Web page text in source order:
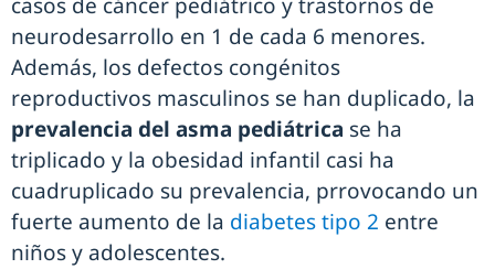
neurodesarrollo en 1 de cada 6 menores.
Además, los defectos congénitos
reproductivos masculinos se han duplicado, la
prevalencia del asma pediátrica se ha
triplicado y la obesidad infantil casi ha
cuadruplicado su prevalencia, prrovocando un
fuerte aumento de la diabetes tipo 2 entre
niños y adolescentes.